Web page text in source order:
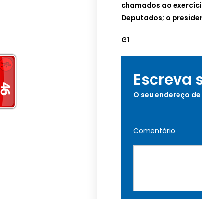
chamados ao
Deputados; o
G1
Escreva
O seu endereço
Comentário